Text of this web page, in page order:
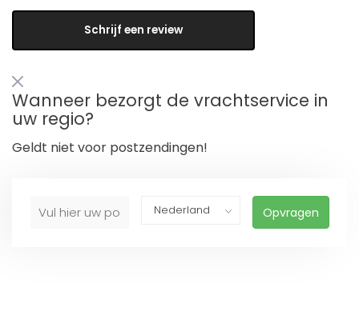
Schrijf een review
Wanneer bezorgt de vrachtservice in
uw regio?
Geldt niet voor postzendingen!
Opvragen